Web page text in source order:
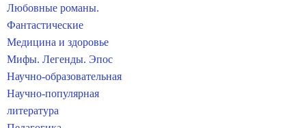
Любовные романы.
Фантастические
Медицина и здоровье
Мифы. Легенды. Эпос
Научно-образовательная
Научно-популярная
литература